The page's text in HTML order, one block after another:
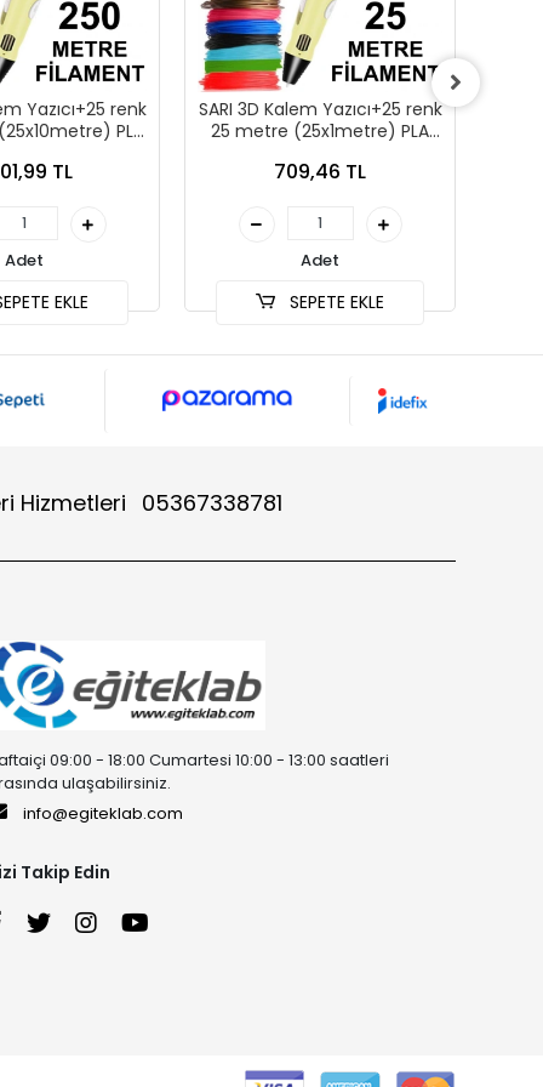
Yazıcı+25 renk
PLA
TL
Adet
EKLE
SARI 3D Kalem Yazıcı+25 renk
25 metre (25x1metre) PLA
709,46 TL
Adet
SEPETE EKLE
Hizmetleri 05367338781
09:00 - 18:00 Cumartesi 10:00 - 13:00 saatleri
ulaşabilirsiniz.
info@egiteklab.com
Takip Edin